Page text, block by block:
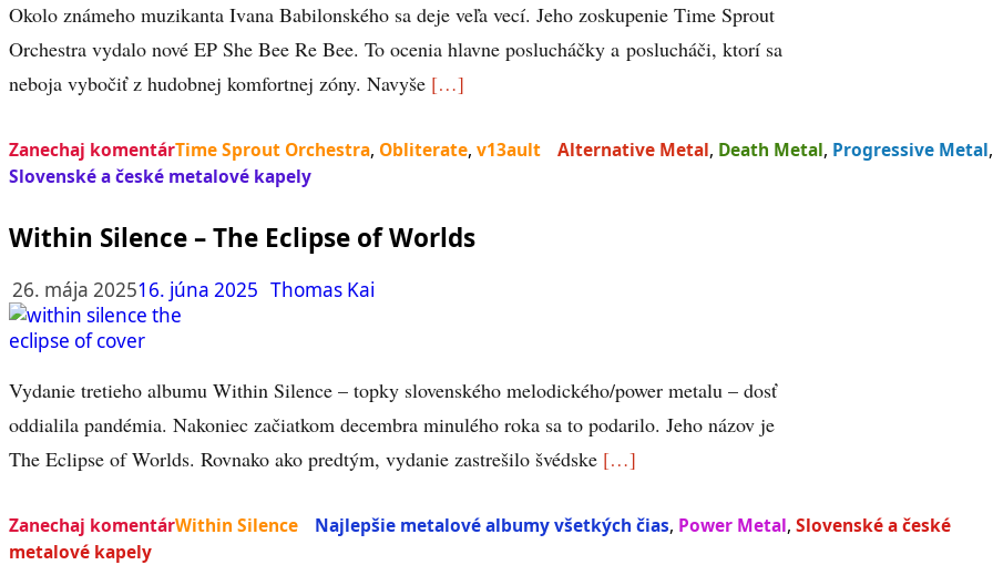
Okolo známeho muzikanta Ivana Babilonského sa deje veľa vecí. Jeho zoskupenie Time Sprout
Orchestra vydalo nové EP She Bee Re Bee. To ocenia hlavne poslucháčky a poslucháči, ktorí sa
neboja vybočiť z hudobnej komfortnej zóny. Navyše […]
Zanechaj komentárTime Sprout Orchestra, Obliterate, v13ault Alternative Metal, Death Metal, Progressive Metal,
Slovenské a české metalové kapely
Within Silence – The Eclipse of Worlds
26. mája 202516. júna 2025 Thomas Kai
Vydanie tretieho albumu Within Silence – topky slovenského melodického/power metalu – dosť
oddialila pandémia. Nakoniec začiatkom decembra minulého roka sa to podarilo. Jeho názov je
The Eclipse of Worlds. Rovnako ako predtým, vydanie zastrešilo švédske […]
Zanechaj komentárWithin Silence Najlepšie metalové albumy všetkých čias, Power Metal, Slovenské a české
metalové kapely